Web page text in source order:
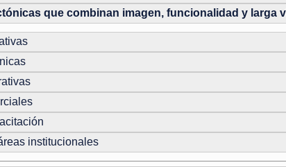
que combinan imagen, funcionalidad y larga
institucionales